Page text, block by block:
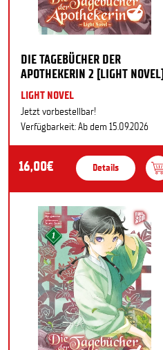
DIE TAGEBÜCHER DER
APOTHEKERIN 2 [LIGHT NOVEL]
LIGHT NOVEL
Jetzt vorbestellbar!
Verfügbarkeit: Ab dem 15.09.2026
16,00€ Details